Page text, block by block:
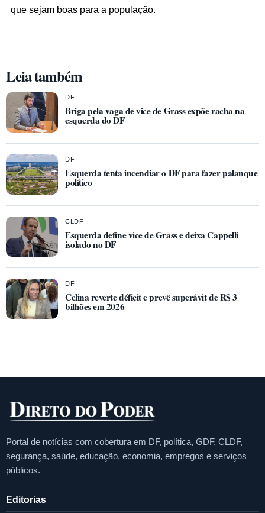
que sejam boas para a população.
Leia também
DF
Briga pela vaga de vice de Grass expõe racha na
esquerda do DF
DF
Esquerda tenta incendiar o DF para fazer palanque
político
CLDF
Esquerda define vice de Grass e deixa Cappelli
isolado no DF
DF
Celina reverte déficit e prevê superávit de R$ 3
bilhões em 2026
Portal de notícias com cobertura em DF, política, GDF, CLDF,
segurança, saúde, educação, economia, empregos e serviços
públicos.
Editorias